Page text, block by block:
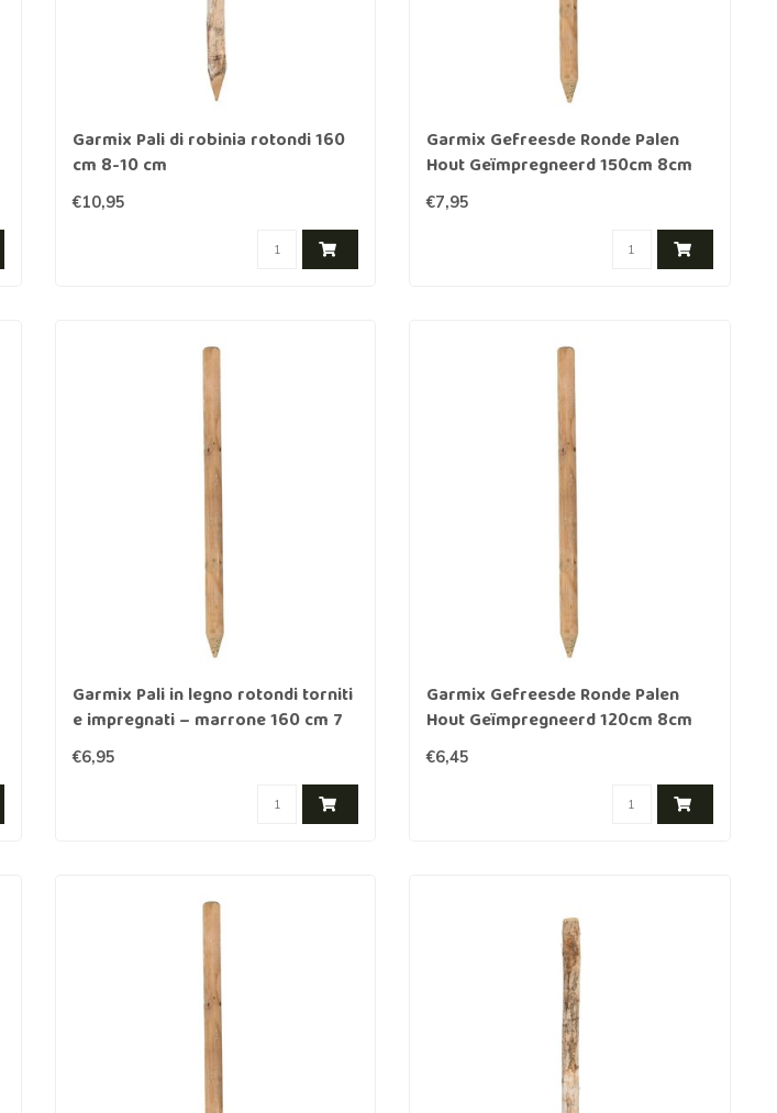
Garmix Pali di robinia rotondi 160
cm 8-10 cm
€10,95
Garmix Gefreesde Ronde Palen
Hout Geïmpregneerd 150cm 8cm
€7,95
Garmix Pali in legno rotondi torniti
e impregnati – marrone 160 cm 7
cm
€6,95
Garmix Gefreesde Ronde Palen
Hout Geïmpregneerd 120cm 8cm
€6,45